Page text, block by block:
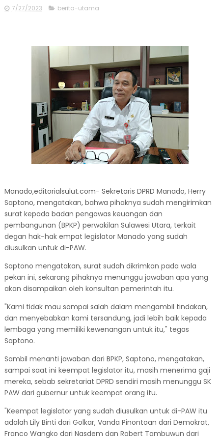
7/27/2023 berita-utama
Manado,editorialsulut.com- Sekretaris DPRD Manado, Herry
Saptono, mengatakan, bahwa pihaknya sudah mengirimkan
surat kepada badan pengawas keuangan dan
pembangunan (BPKP) perwakilan Sulawesi Utara, terkait
degan hak-hak empat legislator Manado yang sudah
diusulkan untuk di-PAW.
Saptono mengatakan, surat sudah dikrimkan pada wala
pekan ini, sekarang pihaknya menunggu jawaban apa yang
akan disampaikan oleh konsultan pemerintah itu.
"Kami tidak mau sampai salah dalam mengambil tindakan,
dan menyebabkan kami tersandung, jadi lebih baik kepada
lembaga yang memiliki kewenangan untuk itu," tegas
Saptono.
Sambil menanti jawaban dari BPKP, Saptono, mengatakan,
sampai saat ini keempat legislator itu, masih menerima gaji
mereka, sebab sekretariat DPRD sendiri masih menunggu SK
PAW dari gubernur untuk keempat orang itu.
"Keempat legislator yang sudah diusulkan untuk di-PAW itu
adalah Lily Binti dari Golkar, Vanda Pinontoan dari Demokrat,
Franco Wangko dari Nasdem dan Robert Tambuwun dari